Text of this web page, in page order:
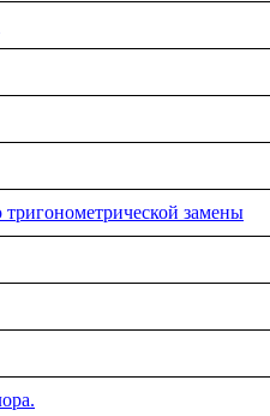
замены